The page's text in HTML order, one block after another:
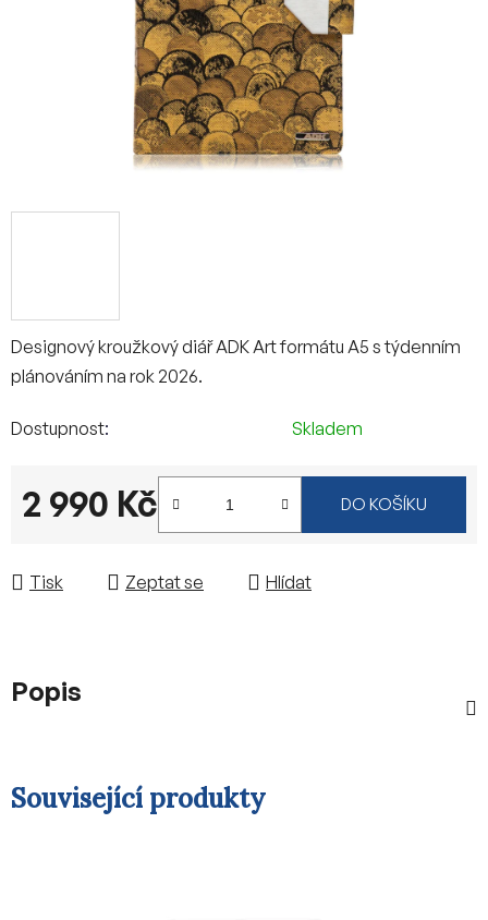
Designový kroužkový diář ADK Art formátu A5 s týdenním
plánováním na rok 2026.
Dostupnost Skladem
2 990 Kč DO KOŠÍKU
Tisk Zeptat se Hlídat
Popis
Související produkty